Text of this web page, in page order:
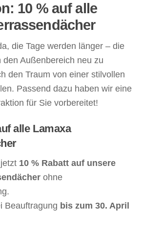
10 % auf alle
die Tage werden länger – die
den Außenbereich neu zu
den Traum von einer stilvollen
Passend dazu haben wir eine
für Sie vorbereitet!
alle Lamaxa
10 % Rabatt auf unsere
ohne
Beauftragung bis zum 30. April